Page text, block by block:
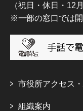
（祝日・休日・12
※一部の窓口では
市役所アクセス
組織案内